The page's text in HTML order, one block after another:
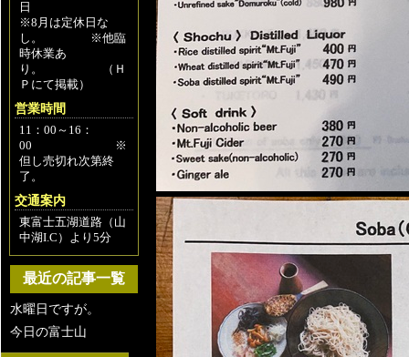
日
※8月は定休日な
し。 ※他臨
時休業あ
り。 （Ｈ
Ｐにて掲載）
営業時間
11：00～16：
00 ※
但し売切れ次第終
了。
交通案内
東富士五湖道路（山
中湖I.C）より5分
最近の記事一覧
水曜日ですが。
今日の富士山